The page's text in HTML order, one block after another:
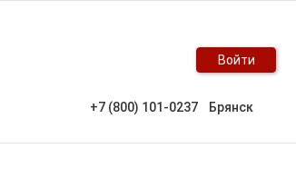
Войти
+7 (800) 101-0237 Брянск